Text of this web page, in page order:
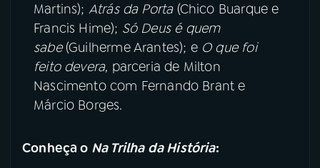
Martins); Atrás da Porta(Chico Buarque e
Francis Hime); Só Deus é quem
sabe(Guilherme Arantes); e O que foi
feito devera, parceria de Milton
Nascimento com Fernando Brant e
Márcio Borges.
Conheça o Na Trilha da História: